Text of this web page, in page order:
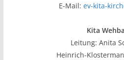
E-Mail: ev-kita-
Kita
Leitung: Anita
Heinrich-